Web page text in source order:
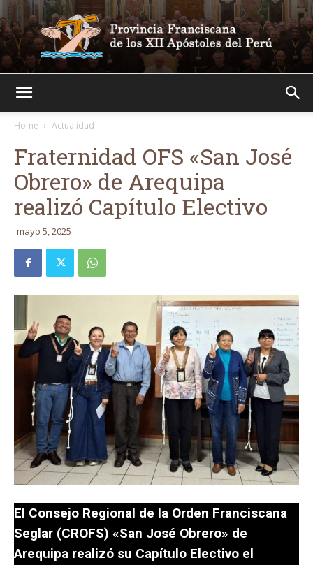
Home
Actualidad
Fraternidad OFS «San José
Obrero» de Arequipa
realizó Capítulo Electivo
mayo 5, 2025
El Consejo Regional de la Orden Franciscana
Seglar (CROFS) «San José Obrero» de
Arequipa realizó su Capítulo Electivo el